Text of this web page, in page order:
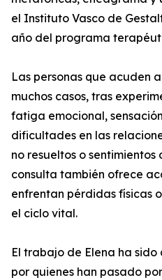
el Instituto Vasco de
año del programa
Las personas que acuden
muchos casos, tras
fatiga emocional,
dificultades en las
no resueltos o
consulta también ofrece
enfrentan pérdidas físicas
el ciclo vital.
El trabajo de Elena ha
por quienes han pasado